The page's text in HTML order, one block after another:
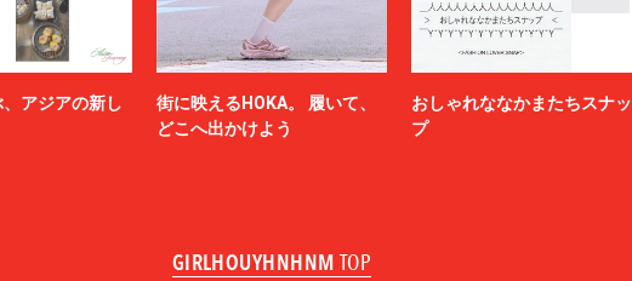
アジアの新し
街に映えるHOKA。 履いて、
どこへ出かけよう
おしゃれななかまたちスナッ
プ
GIRLHOUYHNHNM TOP